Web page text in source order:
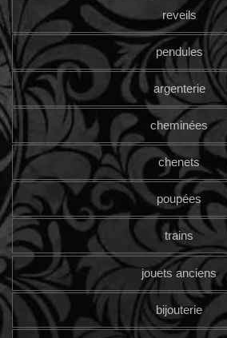
reveils
pendules
argenterie
cheminées
chenets
poupées
trains
jouets anciens
bijouterie